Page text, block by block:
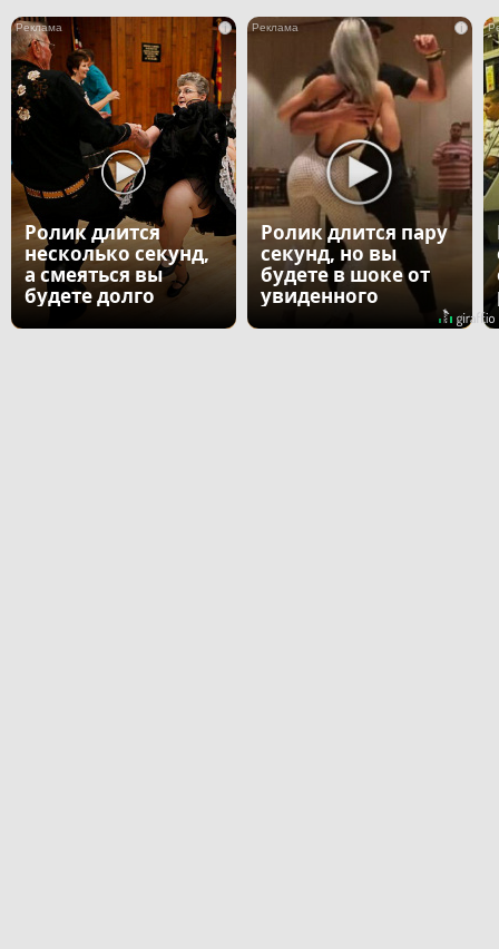
i
Ролик длится
несколько секунд,
а смеяться вы
будете долго
i
Ролик длится пару
секунд, но вы
будете в шоке от
увиденного